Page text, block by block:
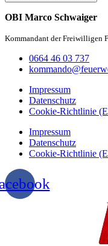
OBI Marco Schwaiger
Kommandant der Freiwilligen
0664 46 03 737
Impressum
Datenschutz
Cookie-Richtlinie
Impressum
Datenschutz
Cookie-Richtlinie